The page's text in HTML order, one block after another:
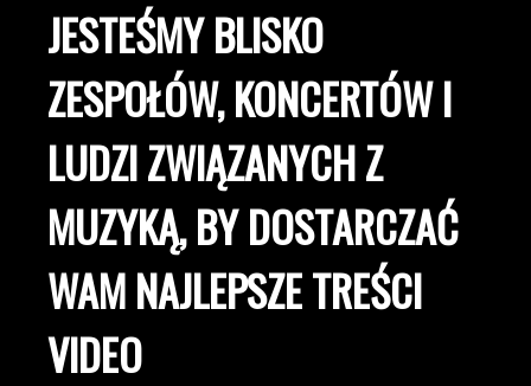
JESTEŚMY BLISKO
ZESPOŁÓW, KONCERTÓW I
LUDZI ZWIĄZANYCH Z
MUZYKĄ, BY DOSTARCZAĆ
WAM NAJLEPSZE TREŚCI
VIDEO